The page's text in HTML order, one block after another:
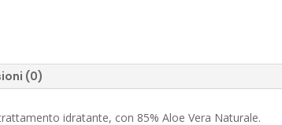
(0)
idratante, con 85% Aloe Vera Naturale.